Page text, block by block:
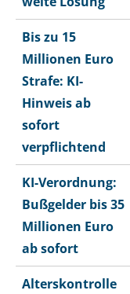
Bis zu 15
Millionen Euro
Strafe: KI-
Hinweis ab
sofort
verpflichtend
KI-Verordnung:
Bußgelder bis 35
Millionen Euro
ab sofort
Alterskontrolle